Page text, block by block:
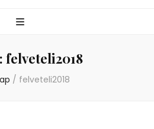
felveteli2018
/ felveteli2018